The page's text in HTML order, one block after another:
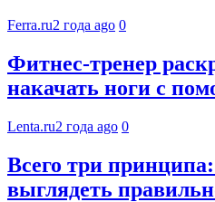
Ferra.ru2 года ago 0
Фитнес-тренер
накачать ноги с
Lenta.ru2 года ago 0
Всего три
выглядеть